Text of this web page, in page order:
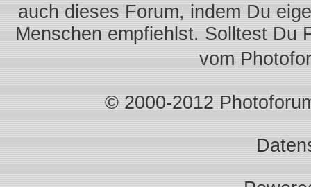
auch dieses Forum, indem Du
Menschen empfiehlst. Solltest Du
vom
© 2000-2012